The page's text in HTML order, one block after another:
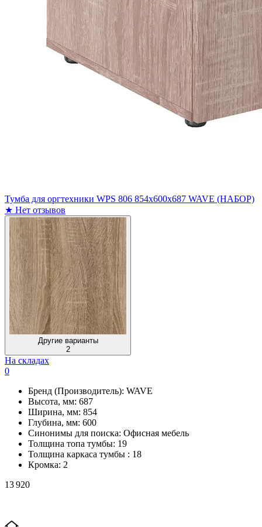
Тумба для оргтехники WPS 806 854х600х687 WAVE (НАБОР)
★ Нет отзывов
Другие варианты
2
На складах
0
Бренд (Производитель): WAVE
Высота, мм: 687
Ширина, мм: 854
Глубина, мм: 600
Синонимы для поиска: Офисная мебель
Толщина топа тумбы: 19
Толщина каркаса тумбы : 18
Кромка: 2
13 920